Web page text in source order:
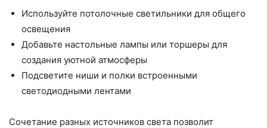
Используйте потолочные светильники для общего
освещения
Добавьте настольные лампы или торшеры для
создания уютной атмосферы
Подсветите ниши и полки встроенными
светодиодными лентами
Сочетание разных источников света позволит